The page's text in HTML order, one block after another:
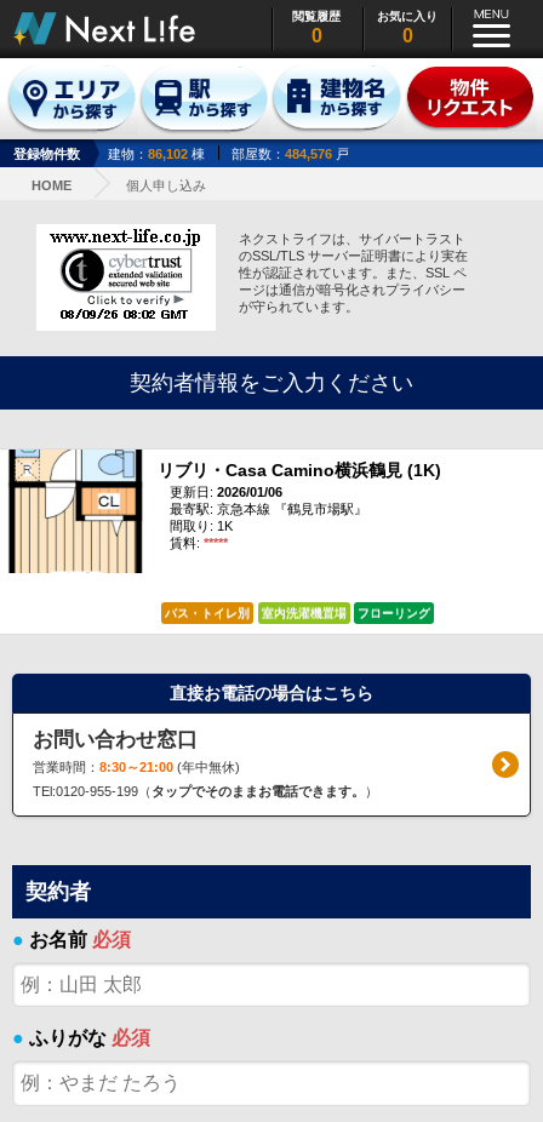
閲覧履歴
0
お気に入り
0
登録物件数 建物： 86,102 棟 部屋数： 484,576 戸
HOME 個人申し込み
ネクストライフは、サイバートラスト
のSSL/TLS サーバー証明書により実在
性が認証されています。また、SSL ペ
ージは通信が暗号化されプライバシー
が守られています。
契約者情報をご入力ください
リブリ・Casa Camino横浜鶴見 (1K)
更新日: 2026/01/06
最寄駅: 京急本線 『鶴見市場駅』
間取り: 1K
賃料: *****
バス・トイレ別 室内洗濯機置場 フローリング
直接お電話の場合はこちら
お問い合わせ窓口
営業時間： 8:30～21:00(年中無休)
TEl:0120-955-199（ タップでそのままお電話できます。 ）
契約者
● お名前 必須
● ふりがな 必須